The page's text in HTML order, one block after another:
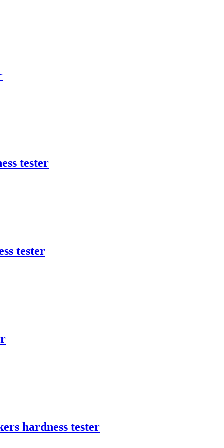
tester
tester
hardness tester